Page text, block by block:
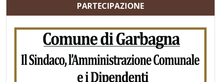
PARTECIPAZIONE